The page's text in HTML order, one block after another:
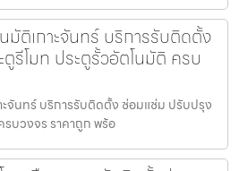
มัติเกาะจันทร์ บริการรับติดตั้ง
รีโมท ประตูรั้วอัตโนมัติ ครบ
ะจันทร์ บริการรับติดตั้ง ซ่อมแซ่ม ปรับปรุง
รบวงจร ราคาถูก พร้อ